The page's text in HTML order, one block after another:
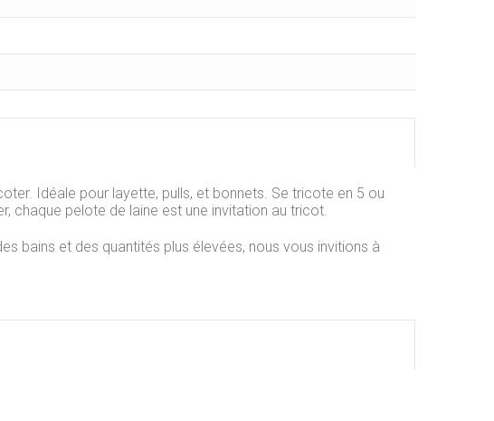
Idéale pour layette, pulls, et bonnets. Se tricote en 5 ou
chaque pelote de laine est une invitation au tricot
bains et des quantités plus élevées, nous vous invitions à